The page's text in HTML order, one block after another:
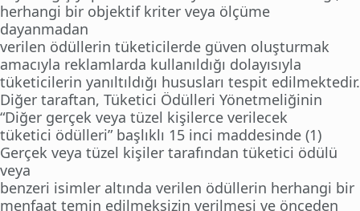
herhangi bir objektif kriter veya ölçüme
dayanmadan
verilen ödüllerin tüketicilerde güven oluşturmak
amacıyla reklamlarda kullanıldığı dolayısıyla
tüketicilerin yanıltıldığı hususları tespit edilmektedir.
Diğer taraftan, Tüketici Ödülleri Yönetmeliğinin
“Diğer gerçek veya tüzel kişilerce verilecek
tüketici ödülleri” başlıklı 15 inci maddesinde (1)
Gerçek veya tüzel kişiler tarafından tüketici ödülü
veya
benzeri isimler altında verilen ödüllerin herhangi bir
menfaat temin edilmeksizin verilmesi ve önceden